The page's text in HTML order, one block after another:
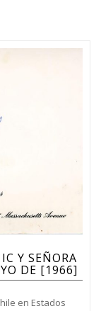
Y SEÑORA
DE [1966]
en Estados